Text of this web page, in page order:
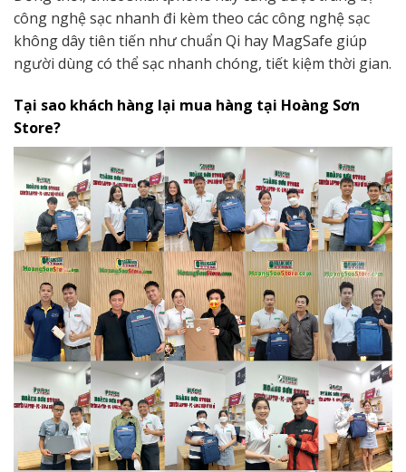
công nghệ sạc nhanh đi kèm theo các công nghệ sạc
không dây tiên tiến như chuẩn Qi hay MagSafe giúp
người dùng có thể sạc nhanh chóng, tiết kiệm thời gian.
Tại sao khách hàng lại mua hàng tại Hoàng Sơn
Store?